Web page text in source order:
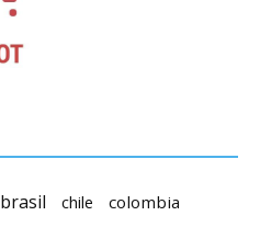
brasil chile colombia